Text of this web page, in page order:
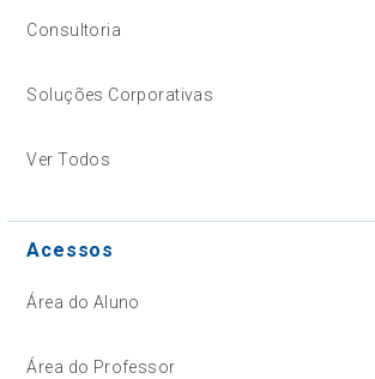
Consultoria
Soluções Corporativas
Ver Todos
Acessos
Área do Aluno
Área do Professor